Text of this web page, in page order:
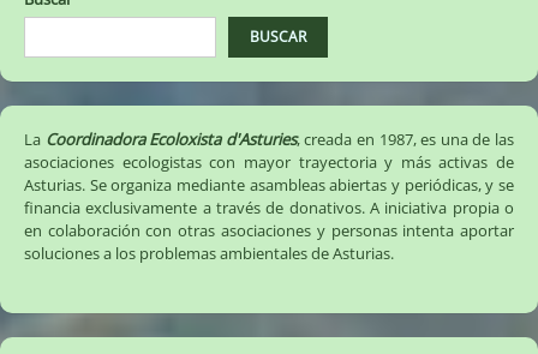
BUSCAR
La Coordinadora Ecoloxista d'Asturies, creada en 1987, es una de las
asociaciones ecologistas con mayor trayectoria y más activas de
Asturias. Se organiza mediante asambleas abiertas y periódicas, y se
financia exclusivamente a través de donativos. A iniciativa propia o
en colaboración con otras asociaciones y personas intenta aportar
soluciones a los problemas ambientales de Asturias.